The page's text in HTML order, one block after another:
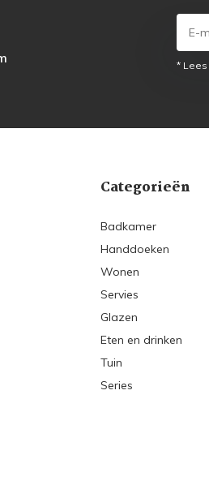
*
Categorieën
Badkamer
Handdoeken
Wonen
Servies
Glazen
Eten en drinken
Tuin
Series